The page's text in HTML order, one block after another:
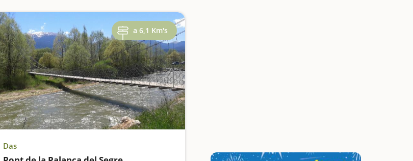
a 6,1 Km's
Das